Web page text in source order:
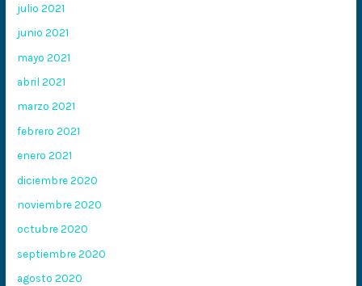
julio 2021
junio 2021
mayo 2021
abril 2021
marzo 2021
febrero 2021
enero 2021
diciembre 2020
noviembre 2020
octubre 2020
septiembre 2020
agosto 2020